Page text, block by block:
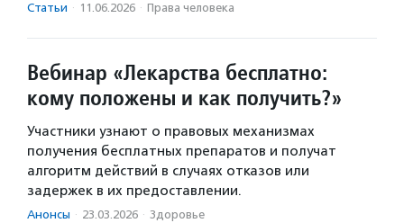
Статьи · 11.06.2026 · Права человека
Вебинар «Лекарства бесплатно:
кому положены и как получить?»
Участники узнают о правовых механизмах
получения бесплатных препаратов и получат
алгоритм действий в случаях отказов или
задержек в их предоставлении.
Анонсы · 23.03.2026 · Здоровье